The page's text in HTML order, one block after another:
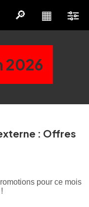
2026
: Offres
pour ce mois
🔎 ▦